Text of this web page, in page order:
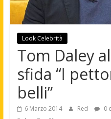
Look Celebrità
Tom Daley
sfida “I
belli”
6 Marzo 2014 Red 0